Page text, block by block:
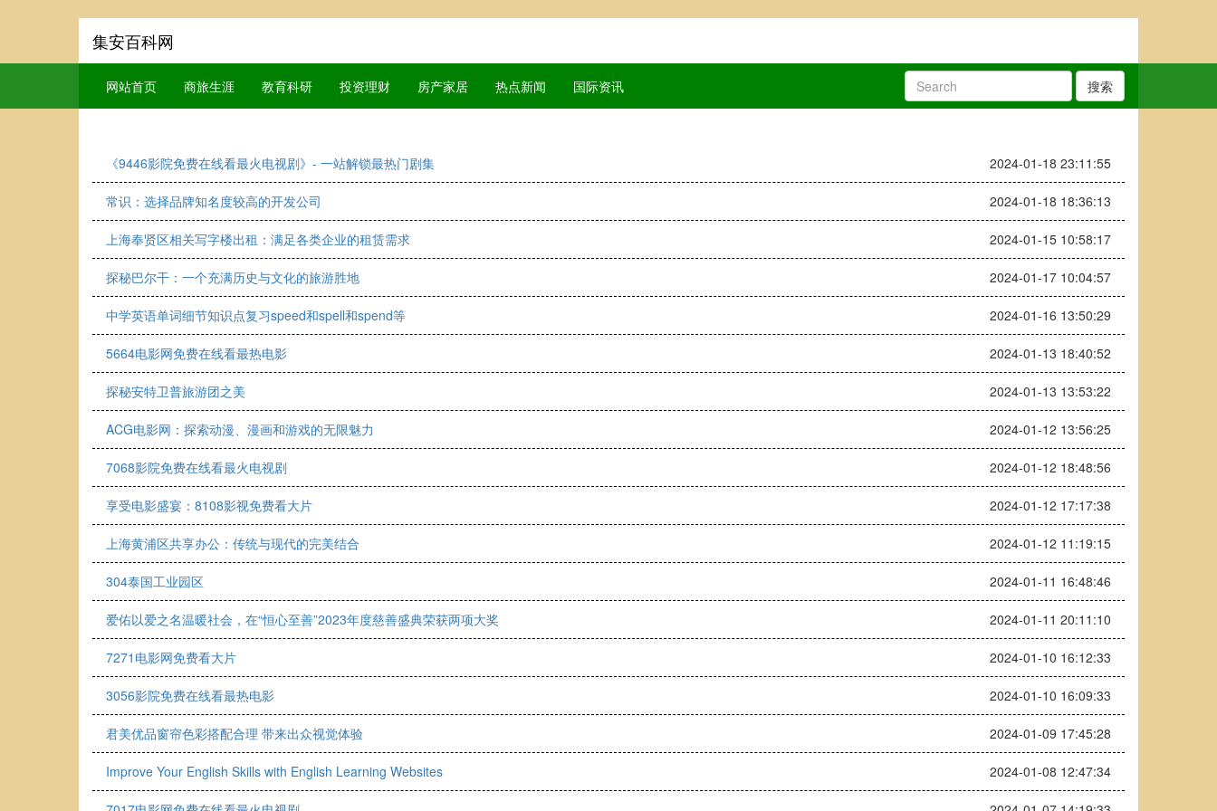
集安百科网
网站首页 商旅生涯 教育科研 投资理财 房产家居 热点新闻 国际资讯 搜索
《9446影院免费在线看最火电视剧》- 一站解锁最热门剧集 2024-01-18 23:11:55
常识：选择品牌知名度较高的开发公司 2024-01-18 18:36:13
上海奉贤区相关写字楼出租：满足各类企业的租赁需求 2024-01-15 10:58:17
探秘巴尔干：一个充满历史与文化的旅游胜地 2024-01-17 10:04:57
中学英语单词细节知识点复习speed和spell和spend等 2024-01-16 13:50:29
5664电影网免费在线看最热电影 2024-01-13 18:40:52
探秘安特卫普旅游团之美 2024-01-13 13:53:22
ACG电影网：探索动漫、漫画和游戏的无限魅力 2024-01-12 13:56:25
7068影院免费在线看最火电视剧 2024-01-12 18:48:56
享受电影盛宴：8108影视免费看大片 2024-01-12 17:17:38
上海黄浦区共享办公：传统与现代的完美结合 2024-01-12 11:19:15
304泰国工业园区 2024-01-11 16:48:46
爱佑以爱之名温暖社会，在“恒心至善”2023年度慈善盛典荣获两项大奖 2024-01-11 20:11:10
7271电影网免费看大片 2024-01-10 16:12:33
3056影院免费在线看最热电影 2024-01-10 16:09:33
君美优品窗帘色彩搭配合理 带来出众视觉体验 2024-01-09 17:45:28
Improve Your English Skills with English Learning Websites 2024-01-08 12:47:34